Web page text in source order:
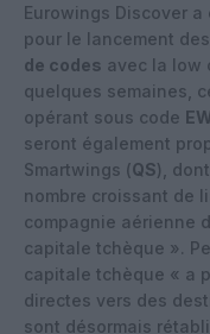
Eurowings Discover
pour le lancement
de codes avec la low
quelques semaines,
opérant sous code
seront également
Smartwings (QS),
nombre croissant de
compagnie aérienne
capitale tchèque ».
capitale tchèque « a
directes vers des
sont désormais